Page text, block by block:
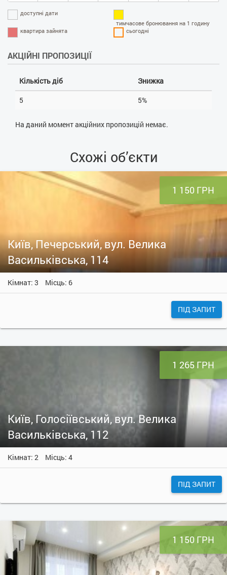
доступні дати
тимчасове бронювання на 1 годину
квартира зайнята
сьогодні
АКЦІЙНІ ПРОПОЗИЦІЇ
Кількість діб
Знижка
5
5%
На даний момент акційних пропозицій немає.
Схожі об’єкти
1 150 ГРН
Київ, Печерський, вул. Велика
Васильківська, 114
Кімнат: 3 Місць: 6
ПІД ЗАПИТ
1 265 ГРН
Київ, Голосіївський, вул. Велика
Васильківська, 112
Кімнат: 2 Місць: 4
ПІД ЗАПИТ
1 150 ГРН